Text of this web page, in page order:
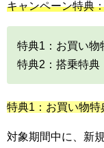
キャンペーン特典
特典1：お買い物
特典2：搭乗特典
特典1：お買い物特
対象期間中に、新